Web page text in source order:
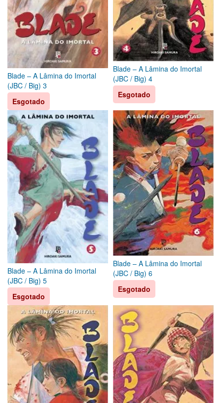
Blade – A Lâmina do Imortal
(JBC / Big) 3
Esgotado
Blade – A Lâmina do Imortal
(JBC / Big) 4
Esgotado
Blade – A Lâmina do Imortal
(JBC / Big) 5
Esgotado
Blade – A Lâmina do Imortal
(JBC / Big) 6
Esgotado